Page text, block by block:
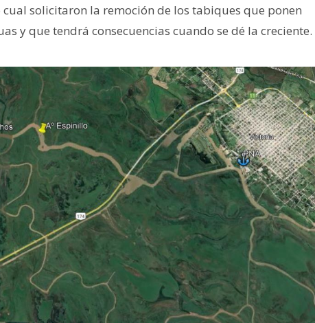
solicitaron la remoción de los tabiques que ponen
y que tendrá consecuencias cuando se dé la creciente.